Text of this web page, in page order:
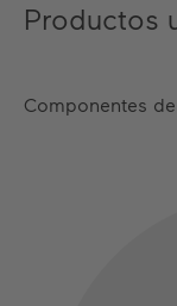
Productos
Componentes